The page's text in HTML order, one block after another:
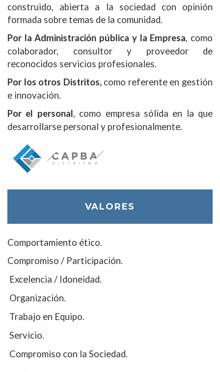
construido, abierta a la sociedad con opinión
formada sobre temas de la comunidad.
Por la Administración pública y la Empresa, como
colaborador, consultor y proveedor de
reconocidos servicios profesionales.
Por los otros Distritos,como referente en gestión
e innovación.
Por el personal, como empresa sólida en la que
desarrollarse personal y profesionalmente.
VALORES
Comportamiento ético.
Compromiso / Participación.
Excelencia / Idoneidad.
Organización.
Trabajo en Equipo.
Servicio.
Compromiso con la Sociedad.